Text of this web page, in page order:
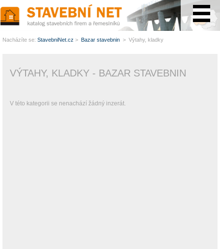
VÝTAHY, KLADKY - BAZAR STAVEBNIN
V této kategorii se nenachází žádný inzerát.
Nacházíte se: StavebniNet.cz > Bazar stavebnin > Výtahy, kladky